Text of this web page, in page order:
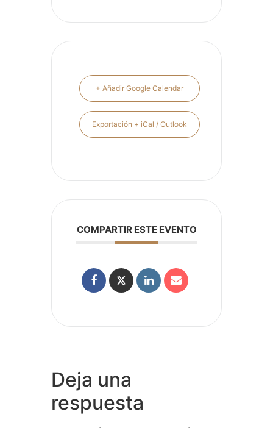
+ Añadir Google Calendar
Exportación + iCal / Outlook
COMPARTIR ESTE EVENTO
Deja una
respuesta